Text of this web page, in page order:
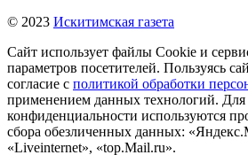
© 2023 Искитимская газета
Сайт использует файлы Cookie и
параметров посетителей. Пользуясь
согласие с политикой обработки
применением данных технологий. Для
конфиденциальности используются
сбора обезличенных данных:
«Liveinternet», «top.Mail.ru».